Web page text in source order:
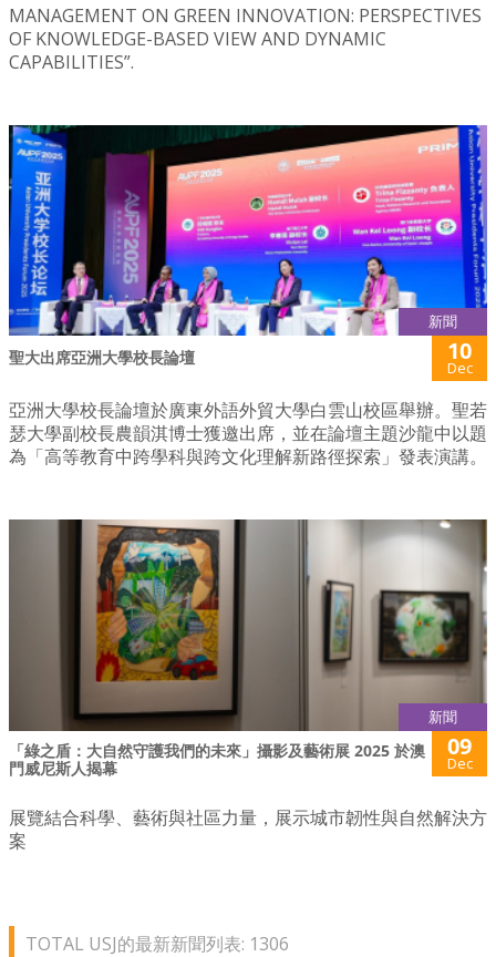
MANAGEMENT ON GREEN INNOVATION: PERSPECTIVES
OF KNOWLEDGE-BASED VIEW AND DYNAMIC
CAPABILITIES”.
新聞
聖大出席亞洲大學校長論壇 10
Dec
亞洲大學校長論壇於廣東外語外貿大學白雲山校區舉辦。聖若
瑟大學副校長農韻淇博士獲邀出席，並在論壇主題沙龍中以題
為「高等教育中跨學科與跨文化理解新路徑探索」發表演講。
新聞
「綠之盾：大自然守護我們的未來」攝影及藝術展 2025 於澳
門威尼斯人揭幕
09
Dec
展覽結合科學、藝術與社區力量，展示城市韌性與自然解決方
案
TOTAL USJ的最新新聞列表: 1306